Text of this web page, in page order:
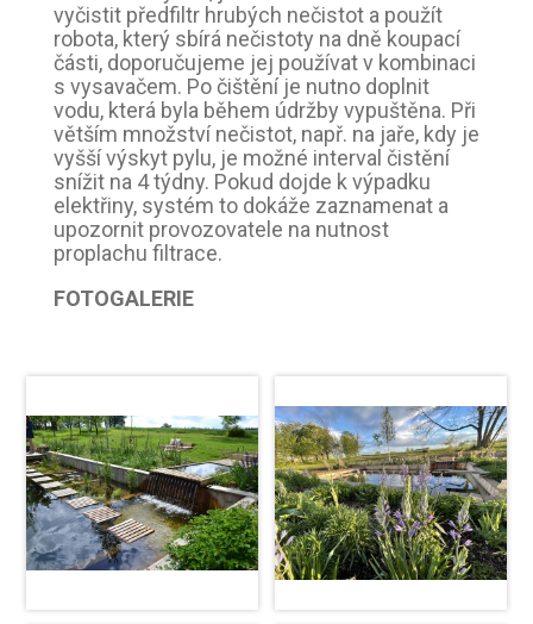
vyčistit předfiltr hrubých nečistot a použít
robota, který sbírá nečistoty na dně koupací
části, doporučujeme jej používat v kombinaci
s vysavačem. Po čištění je nutno doplnit
vodu, která byla během údržby vypuštěna. Při
větším množství nečistot, např. na jaře, kdy je
vyšší výskyt pylu, je možné interval čistění
snížit na 4 týdny. Pokud dojde k výpadku
elektřiny, systém to dokáže zaznamenat a
upozornit provozovatele na nutnost
proplachu filtrace.
FOTOGALERIE